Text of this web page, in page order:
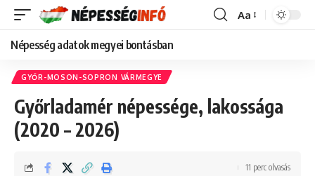
Font
Aa
Népesség adatok megyei bontásban
GYŐR-MOSON-SOPRON VÁRMEGYE
Győrladamér népessége, lakossága
(2020 – 2026)
11 perc olvasás